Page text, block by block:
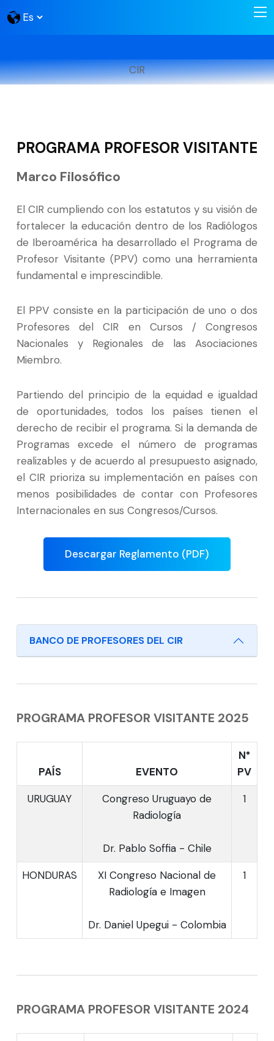
CIR
PROGRAMA PROFESOR VISITANTE
Marco Filosófico
El CIR cumpliendo con los estatutos y su visión de
fortalecer la educación dentro de los Radiólogos
de Iberoamérica ha desarrollado el Programa de
Profesor Visitante (PPV) como una herramienta
fundamental e imprescindible.
El PPV consiste en la participación de uno o dos
Profesores del CIR en Cursos / Congresos
Nacionales y Regionales de las Asociaciones
Miembro.
Partiendo del principio de la equidad e igualdad
de oportunidades, todos los países tienen el
derecho de recibir el programa. Si la demanda de
Programas excede el número de programas
realizables y de acuerdo al presupuesto asignado,
el CIR prioriza su implementación en países con
menos posibilidades de contar con Profesores
Internacionales en sus Congresos/Cursos.
Descargar Reglamento (PDF)
BANCO DE PROFESORES DEL CIR
PROGRAMA PROFESOR VISITANTE 2025
PAÍS EVENTO
N°
PV
URUGUAY
Congreso Uruguayo de
Radiología
Dr. Pablo Soffia - Chile
1
HONDURAS
XI Congreso Nacional de
Radiología e Imagen
Dr. Daniel Upegui - Colombia
1
PROGRAMA PROFESOR VISITANTE 2024